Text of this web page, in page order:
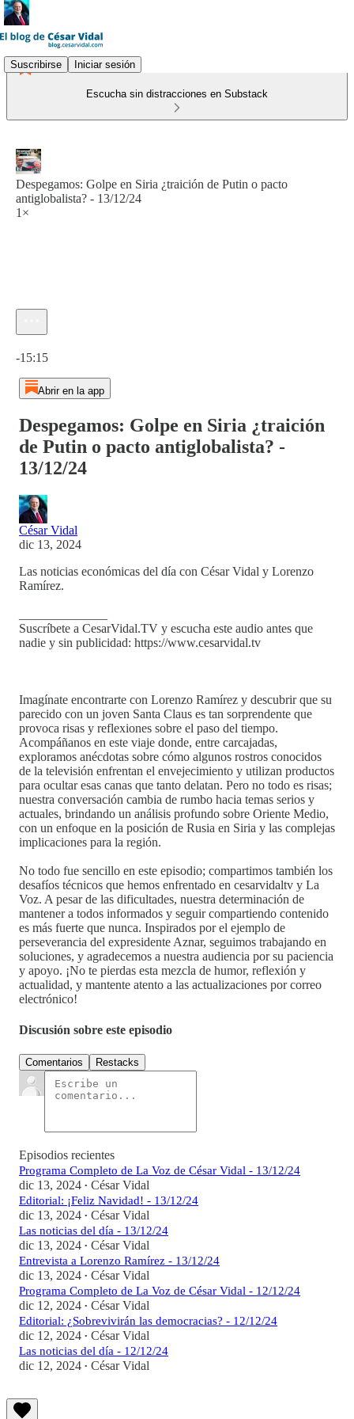
Suscribirse Iniciar sesión
Escucha sin distracciones en Substack
Despegamos: Golpe en Siria ¿traición de Putin o pacto
antiglobalista? - 13/12/24
1×
-15:15
Abrir en la app
Despegamos: Golpe en Siria ¿traición
de Putin o pacto antiglobalista? -
13/12/24
César Vidal
dic 13, 2024
Las noticias económicas del día con César Vidal y Lorenzo
Ramírez.
Suscríbete a CesarVidal.TV y escucha este audio antes que
nadie y sin publicidad: https://www.cesarvidal.tv
Imagínate encontrarte con Lorenzo Ramírez y descubrir que su
parecido con un joven Santa Claus es tan sorprendente que
provoca risas y reflexiones sobre el paso del tiempo.
Acompáñanos en este viaje donde, entre carcajadas,
exploramos anécdotas sobre cómo algunos rostros conocidos
de la televisión enfrentan el envejecimiento y utilizan productos
para ocultar esas canas que tanto delatan. Pero no todo es risas;
nuestra conversación cambia de rumbo hacia temas serios y
actuales, brindando un análisis profundo sobre Oriente Medio,
con un enfoque en la posición de Rusia en Siria y las complejas
implicaciones para la región.
No todo fue sencillo en este episodio; compartimos también los
desafíos técnicos que hemos enfrentado en cesarvidaltv y La
Voz. A pesar de las dificultades, nuestra determinación de
mantener a todos informados y seguir compartiendo contenido
es más fuerte que nunca. Inspirados por el ejemplo de
perseverancia del expresidente Aznar, seguimos trabajando en
soluciones, y agradecemos a nuestra audiencia por su paciencia
y apoyo. ¡No te pierdas esta mezcla de humor, reflexión y
actualidad, y mantente atento a las actualizaciones por correo
electrónico!
Discusión sobre este episodio
Comentarios Restacks
Episodios recientes
Programa Completo de La Voz de César Vidal - 13/12/24
dic 13, 2024 • César Vidal
Editorial: ¡Feliz Navidad! - 13/12/24
dic 13, 2024 • César Vidal
Las noticias del día - 13/12/24
dic 13, 2024 • César Vidal
Entrevista a Lorenzo Ramírez - 13/12/24
dic 13, 2024 • César Vidal
Programa Completo de La Voz de César Vidal - 12/12/24
dic 12, 2024 • César Vidal
Editorial: ¿Sobrevivirán las democracias? - 12/12/24
dic 12, 2024 • César Vidal
Las noticias del día - 12/12/24
dic 12, 2024 • César Vidal